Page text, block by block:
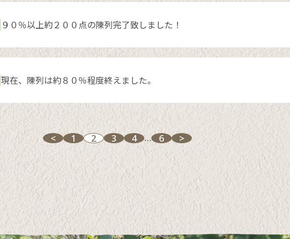
９０％以上約２００点の陳列完了致しました！
現在、陳列は約８０％程度終えました。
< 1 2 3 4 … 6 >